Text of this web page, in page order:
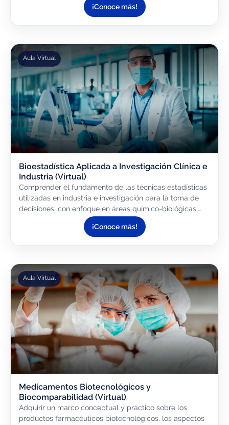
¡Conoce más!
Aula Virtual
Bioestadística Aplicada a Investigación Clínica e
Industria (Virtual)
Comprender el fundamento de las técnicas estadísticas
utilizadas en industria e investigación para la toma de
decisiones, con enfoque en áreas químico-biológicas,
farmacéutica y médica. Interpretar correctamente los...
¡Conoce más!
Aula Virtual
Medicamentos Biotecnológicos y
Biocomparabilidad (Virtual)
Adquirir un marco conceptual y práctico sobre los
productos farmacéuticos biotecnológicos, los aspectos